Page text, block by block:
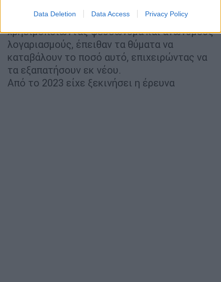
Data Deletion Data Access Privacy Policy
αρχικό ποσό 500 ευρώ. Οι χειριστές,
χρησιμοποιώντας ψευδώνυμα και ανώνυμους
λογαριασμούς, έπειθαν τα θύματα να
καταβάλουν το ποσό αυτό, επιχειρώντας να
τα εξαπατήσουν εκ νέου.
Από το 2023 είχε ξεκινήσει η έρευνα